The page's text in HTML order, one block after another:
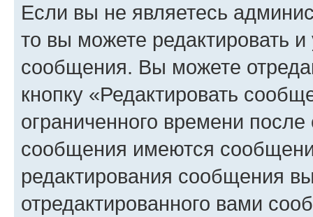
Если вы не являетесь
то вы можете редактировать
сообщения. Вы можете
кнопку «Редактировать
ограниченного времени
сообщения имеются
редактирования сообщения
отредактированного вами